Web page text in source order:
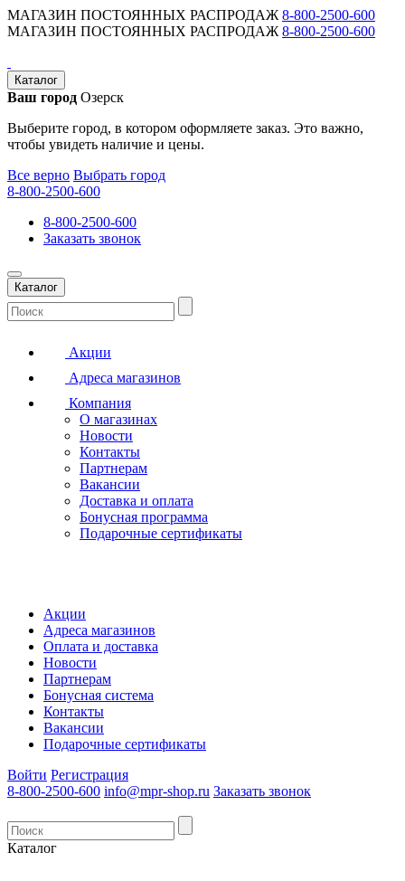
МАГАЗИН ПОСТОЯННЫХ РАСПРОДАЖ 8-800-2500-600
МАГАЗИН ПОСТОЯННЫХ РАСПРОДАЖ 8-800-2500-600
Каталог
Ваш город Озерск
Выберите город, в котором оформляете заказ. Это важно,
чтобы увидеть наличие и цены.
Все верно Выбрать город
8-800-2500-600
8-800-2500-600
Заказать звонок
Каталог
Акции
Адреса магазинов
Компания
О магазинах
Новости
Контакты
Партнерам
Вакансии
Доставка и оплата
Бонусная программа
Подарочные сертификаты
Акции
Адреса магазинов
Оплата и доставка
Новости
Партнерам
Бонусная система
Контакты
Вакансии
Подарочные сертификаты
Войти Регистрация
8-800-2500-600 info@mpr-shop.ru Заказать звонок
Каталог